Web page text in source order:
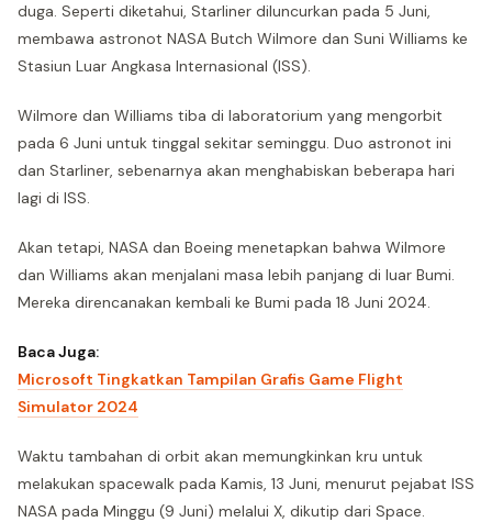
duga. Seperti diketahui, Starliner diluncurkan pada 5 Juni,
membawa astronot NASA Butch Wilmore dan Suni Williams ke
Stasiun Luar Angkasa Internasional (ISS).
Wilmore dan Williams tiba di laboratorium yang mengorbit
pada 6 Juni untuk tinggal sekitar seminggu. Duo astronot ini
dan Starliner, sebenarnya akan menghabiskan beberapa hari
lagi di ISS.
Akan tetapi, NASA dan Boeing menetapkan bahwa Wilmore
dan Williams akan menjalani masa lebih panjang di luar Bumi.
Mereka direncanakan kembali ke Bumi pada 18 Juni 2024.
Baca Juga:
Microsoft Tingkatkan Tampilan Grafis Game Flight
Simulator 2024
Waktu tambahan di orbit akan memungkinkan kru untuk
melakukan spacewalk pada Kamis, 13 Juni, menurut pejabat ISS
NASA pada Minggu (9 Juni) melalui X, dikutip dari Space.